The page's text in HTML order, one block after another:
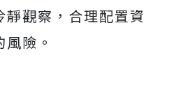
觀察，合理配置資
險。